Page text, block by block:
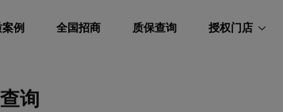
例 全国招商 质保查询 授权门店
询